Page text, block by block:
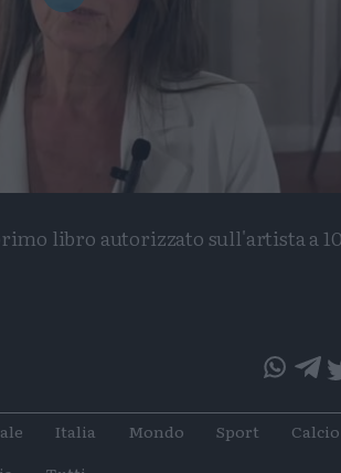
Video
libro autorizzato sull'artista a
articolo
Italia Mondo Sport
Calcio